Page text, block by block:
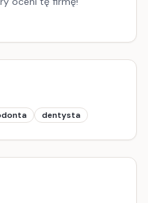
dentysta